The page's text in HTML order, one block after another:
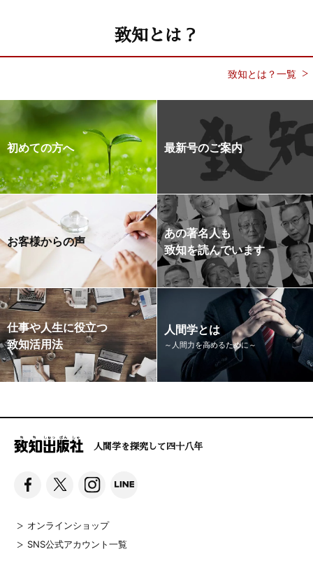
致知とは？
致知とは？一覧
初めての方へ 最新号のご案内
お客様からの声
あの著名人も
致知を読んでいます
仕事や人生に役立つ
致知活用法
人間学とは
～人間力を高めるために～
人間学を探究して四十八年
オンラインショップ
SNS公式アカウント一覧